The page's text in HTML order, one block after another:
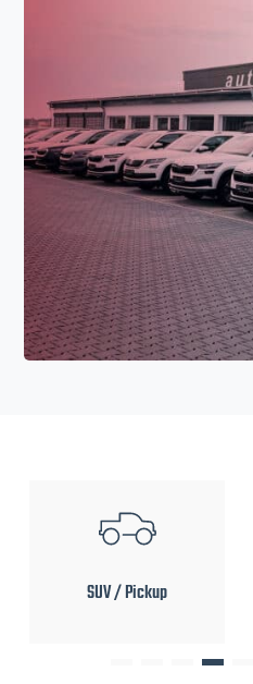
SUV / Pickup